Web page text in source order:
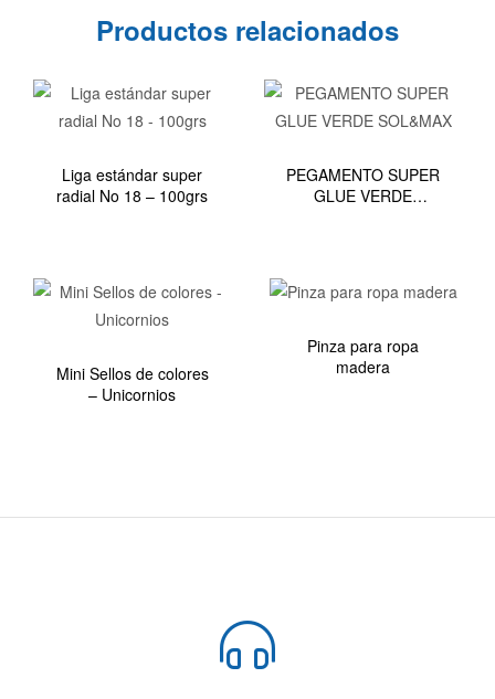
Productos relacionados
Liga estándar super
radial No 18 – 100grs
PEGAMENTO SUPER
GLUE VERDE
Mini Sellos de colores
– Unicornios
Pinza para ropa
madera